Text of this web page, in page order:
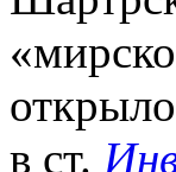
в ст.